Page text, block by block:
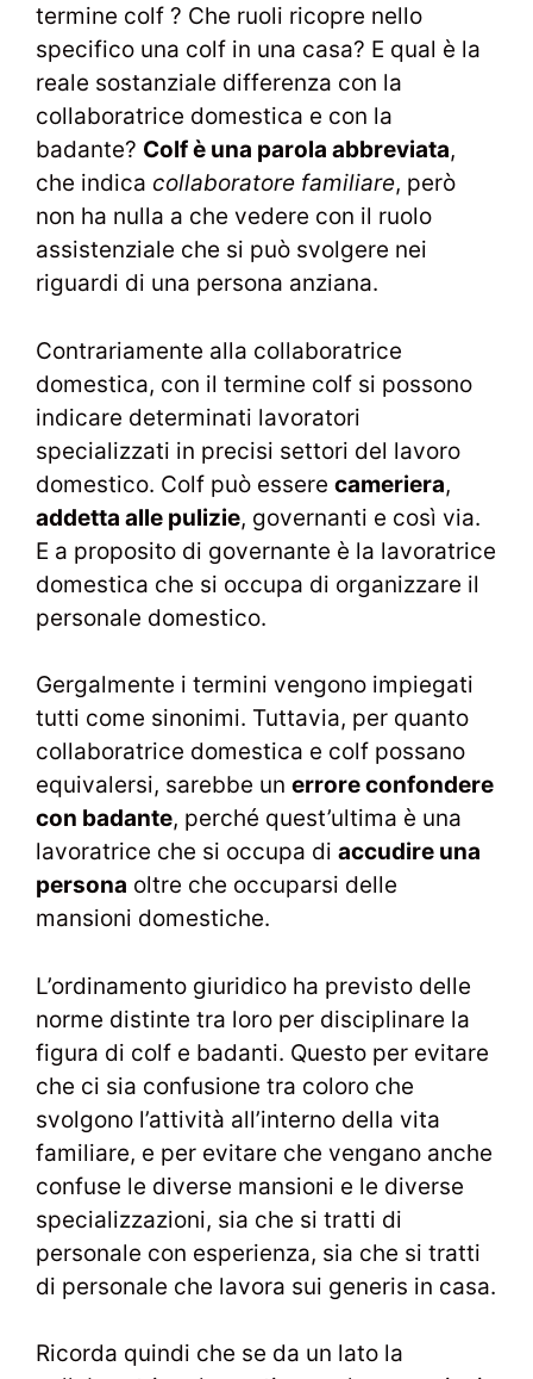
termine colf ? Che ruoli ricopre nello
specifico una colf in una casa? E qual è la
reale sostanziale differenza con la
collaboratrice domestica e con la
badante? Colf è una parola abbreviata,
che indica collaboratore familiare, però
non ha nulla a che vedere con il ruolo
assistenziale che si può svolgere nei
riguardi di una persona anziana.
Contrariamente alla collaboratrice
domestica, con il termine colf si possono
indicare determinati lavoratori
specializzati in precisi settori del lavoro
domestico. Colf può essere cameriera,
addetta alle pulizie, governanti e così via.
E a proposito di governante è la lavoratrice
domestica che si occupa di organizzare il
personale domestico.
Gergalmente i termini vengono impiegati
tutti come sinonimi. Tuttavia, per quanto
collaboratrice domestica e colf possano
equivalersi, sarebbe un errore confondere
con badante, perché quest’ultima è una
lavoratrice che si occupa di accudire una
persona oltre che occuparsi delle
mansioni domestiche.
L’ordinamento giuridico ha previsto delle
norme distinte tra loro per disciplinare la
figura di colf e badanti. Questo per evitare
che ci sia confusione tra coloro che
svolgono l’attività all’interno della vita
familiare, e per evitare che vengano anche
confuse le diverse mansioni e le diverse
specializzazioni, sia che si tratti di
personale con esperienza, sia che si tratti
di personale che lavora sui generis in casa.
Ricorda quindi che se da un lato la